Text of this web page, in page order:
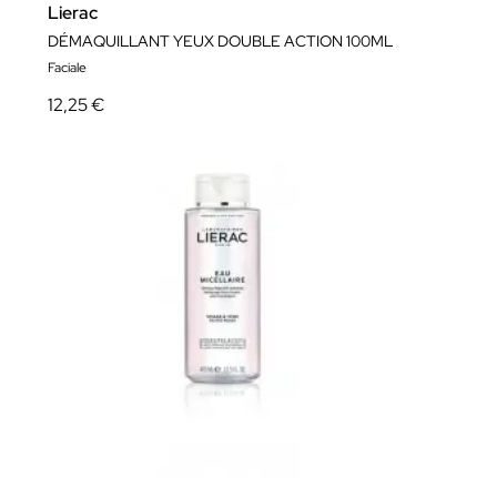
Lierac
DÉMAQUILLANT YEUX DOUBLE ACTION 100ML
Faciale
12,25 €